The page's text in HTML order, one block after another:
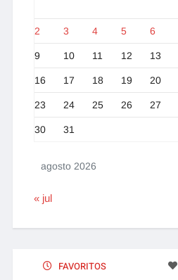
agosto 2026
2 3 4 5 6
9 10 11 12 13
16 17 18 19 20
23 24 25 26 27
30 31
« jul
FAVORITOS